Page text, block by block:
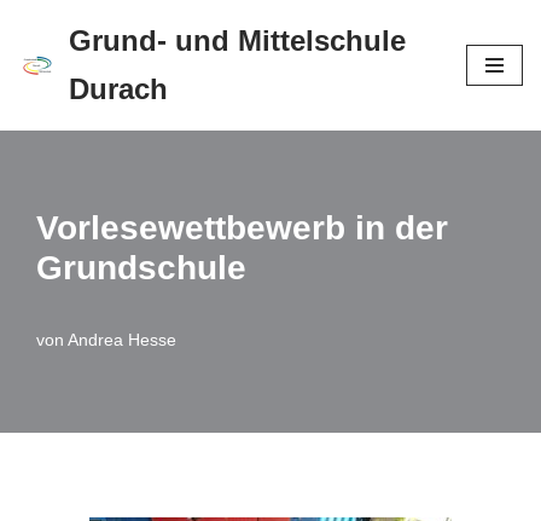
Zum
springen
Grund- und Mittelschule
Durach
Vorlesewettbewerb in der
Grundschule
von Andrea Hesse